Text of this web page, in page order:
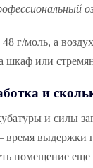
г/моль, а
или
и
и силы
выдержки
еще